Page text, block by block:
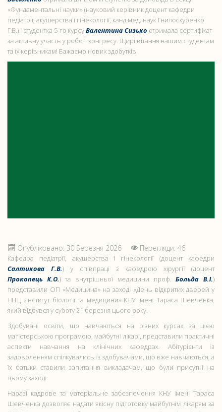
«Фундаментальні науки» (науковий керівник доцент кафедри
педіатрії, акушерства і гінекології, канд.мед. наук Гнилоскуренко
Г.В.) і студентка 5-го курсуВалентина Сизько отримала сертифікат
за активну участь у роботі конгресу. Щирі вітання нашим студентам
та їх керівникам! Бажаємо нових здобутків!
Опубліковано: 30 Березня 2026 Перегляди: 46
Кафедра педіатрії, акушерства і гінекології (доцент кафедри
Салтикова Г.В.) у співпраці з кафедрою хірургії (доцент
Прокопець К.О.) та внутрішньої медицини проф.Больда В.І.)
представили ОП «Медицина» на заході «День відкритих дверей у
ННЦ «Інститут біології та медицини» КНУ імені Тараса Шевченка,
який відбувся у суботу 21 березня цього року.
Здобувачі освіти, що навчаються на різних курсах за цією
магістерською програмою, майбутні лікарі, представили практичні
аспекти навчання на клінічних кафедрах. Абітурієнти із
задоволенням спілкувались із здобувачами, що вже навчаються, а
їх батьки ставили запитання викладачам, що були присутні на
цьому заході.
Наразі кадрове та матеріальне забезпечення КНУ імені Тараса
Шевченка дозволяє надати якісну підготовку майбутнім лікарям за